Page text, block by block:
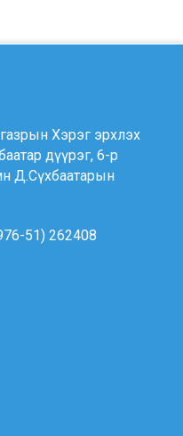
Хэрэг эрхлэх
дүүрэг, 6-р
Д.Сүхбаатарын
51) 262408